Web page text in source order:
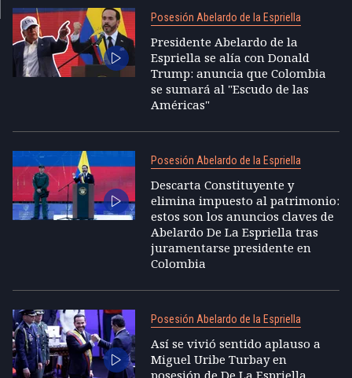
Posesión Abelardo de la Espriella
Presidente Abelardo de la
Espriella se alía con Donald
Trump: anuncia que Colombia
se sumará al "Escudo de las
Américas"
Posesión Abelardo de la Espriella
Descarta Constituyente y
elimina impuesto al patrimonio:
estos son los anuncios claves de
Abelardo De La Espriella tras
juramentarse presidente en
Colombia
Posesión Abelardo de la Espriella
Así se vivió sentido aplauso a
Miguel Uribe Turbay en
posesión de De La Espriella